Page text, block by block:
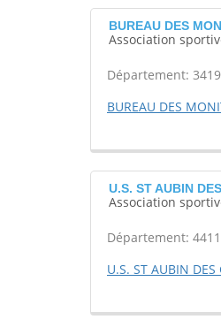
BUREAU DES
Association
Département:
BUREAU DES
U.S. ST AUBIN
Association
Département:
U.S. ST AUBIN DES